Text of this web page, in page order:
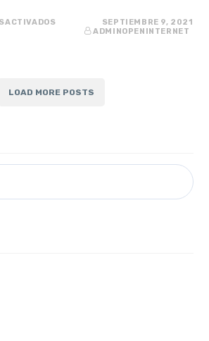
EN
SEPTIEMBRE 9, 2021
ADMINOPENINTERNET
LOAD MORE POSTS